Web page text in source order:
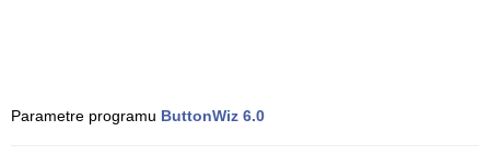
Parametre programu ButtonWiz 6.0